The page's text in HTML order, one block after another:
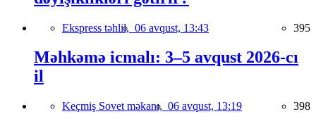
Ekspress təhlil, 06 avqust, 13:43 395
Məhkəmə icmalı: 3–5 avqust 2026-cı
il
Keçmiş Sovet məkanı, 06 avqust, 13:19 398